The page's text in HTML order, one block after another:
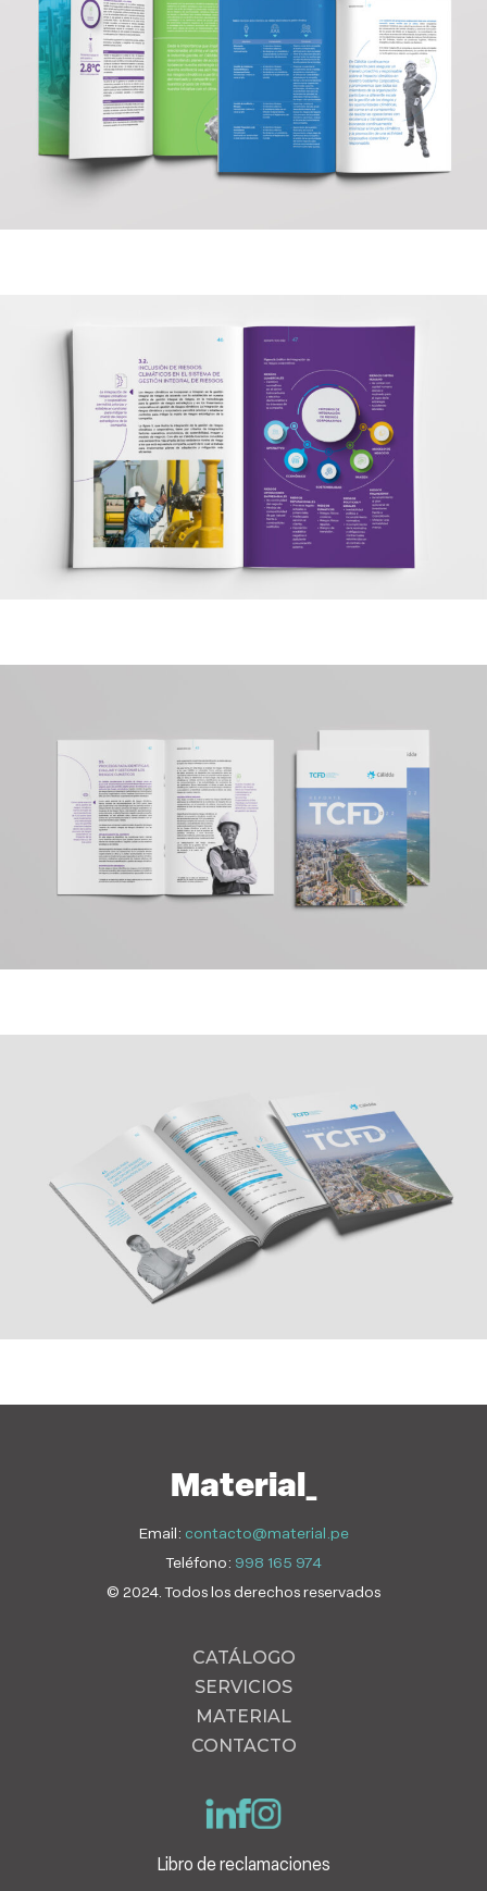
Material_
Email: contacto@material.pe
Teléfono: 998 165 974
© 2024. Todos los derechos reservados
CATÁLOGO
SERVICIOS
MATERIAL
CONTACTO
Libro de reclamaciones